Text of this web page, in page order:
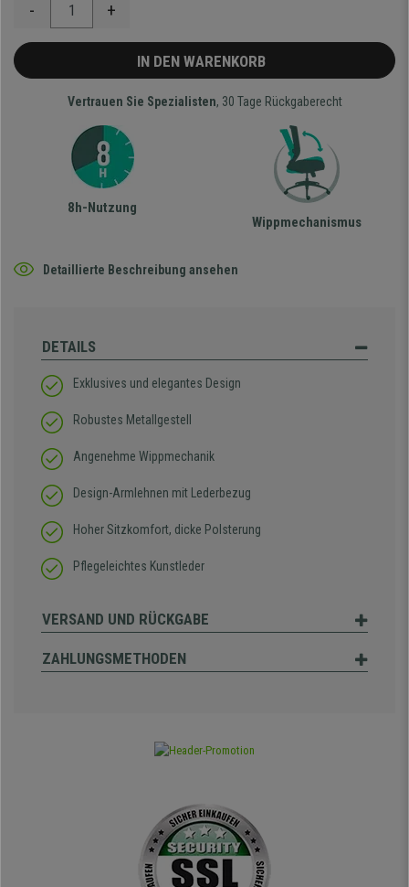
- +
IN DEN WARENKORB
Vertrauen Sie Spezialisten, 30 Tage Rückgaberecht
8h-Nutzung
Wippmechanismus
Detaillierte Beschreibung ansehen
DETAILS
Exklusives und elegantes Design
Robustes Metallgestell
Angenehme Wippmechanik
Design-Armlehnen mit Lederbezug
Hoher Sitzkomfort, dicke Polsterung
Pflegeleichtes Kunstleder
VERSAND UND RÜCKGABE
ZAHLUNGSMETHODEN